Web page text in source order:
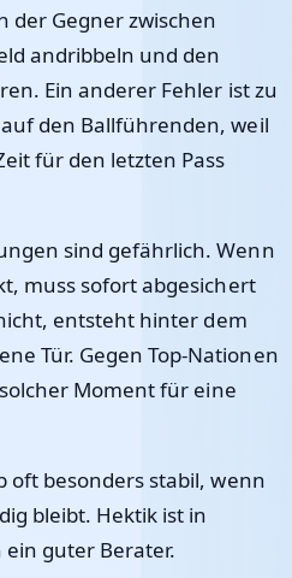
der Gegner zwischen
andribbeln und den
Ein anderer Fehler ist zu
den Ballführenden, weil
für den letzten Pass
sind gefährlich. Wenn
muss sofort abgesichert
entsteht hinter dem
Tür. Gegen Top-Nationen
Moment für eine
oft besonders stabil, wenn
bleibt. Hektik ist in
guter Berater.